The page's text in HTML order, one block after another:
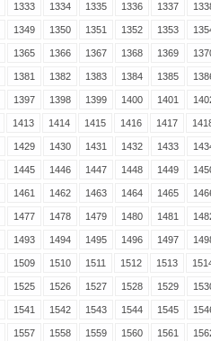
1333 1334 1335 1336 1337
1349 1350 1351 1352 1353
1365 1366 1367 1368 1369
1381 1382 1383 1384 1385
1397 1398 1399 1400 1401
1413 1414 1415 1416 1417
1429 1430 1431 1432 1433
1445 1446 1447 1448 1449
1461 1462 1463 1464 1465
1477 1478 1479 1480 1481
1493 1494 1495 1496 1497
1509 1510 1511 1512 1513
1525 1526 1527 1528 1529
1541 1542 1543 1544 1545
1557 1558 1559 1560 1561